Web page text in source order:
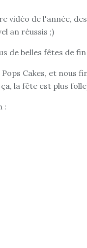
vidéo de l'année,
an réussis ;)
de belles fêtes de
Cakes, et nous
la fête est plus
: